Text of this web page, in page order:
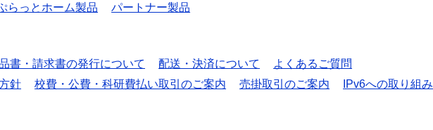
らっとホーム製品 パートナー製品
書・請求書の発行について 配送・決済について
よくあるご質問
針 校費・公費・科研費払い取引のご案内 売掛取引のご案内
IPv6への取り組み